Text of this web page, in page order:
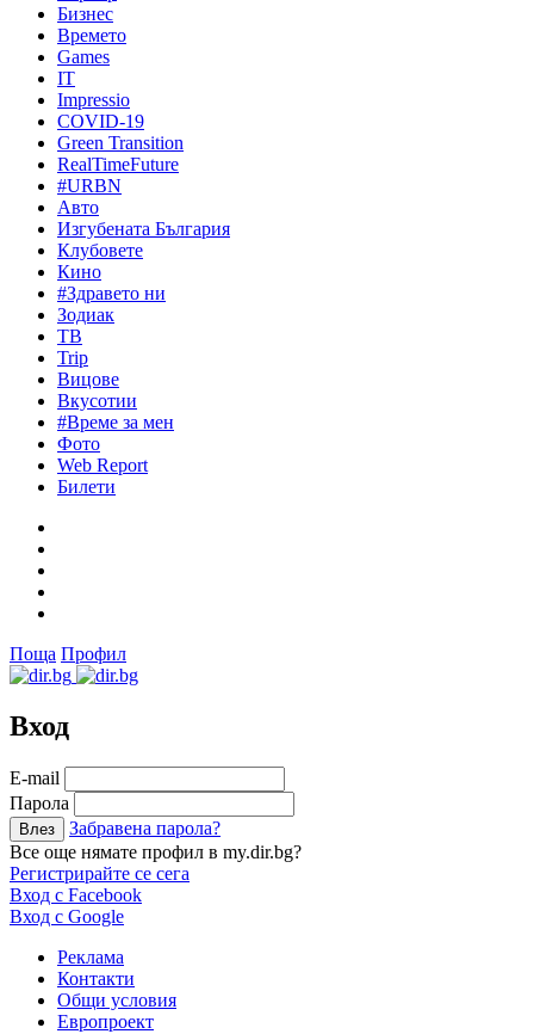
Бизнес
Времето
Games
IT
Impressio
COVID-19
Green Transition
RealTimeFuture
#URBN
Авто
Изгубената България
Клубовете
Кино
#Здравето ни
Зодиак
ТВ
Trip
Вицове
Вкусотии
#Време за мен
Фото
Web Report
Билети
Поща Профил
Вход
Е-mail
Парола
Забравена парола?
Все още нямате профил в my.dir.bg?
Регистрирайте се сега
Вход с Facebook
Вход с Google
Реклама
Контакти
Общи условия
Европроект